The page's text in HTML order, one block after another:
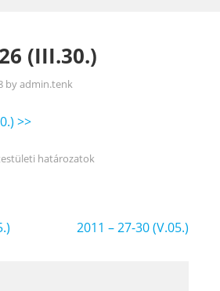
(III.30.)
byadmin.tenk
>>
határozatok
2011 – 27-30 (V.05.)